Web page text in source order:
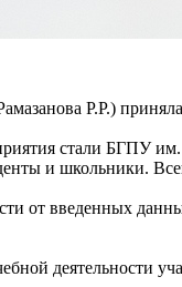
Р.Р.)
стали БГПУ
и школьники.
от введенных
деятельности